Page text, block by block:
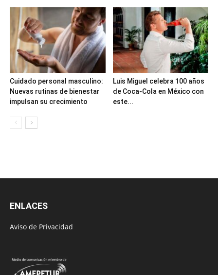
Cuidado personal masculino:
Nuevas rutinas de bienestar
impulsan su crecimiento
Luis Miguel celebra 100 años
de Coca-Cola en México con
este...
ENLACES
Aviso de Privacidad